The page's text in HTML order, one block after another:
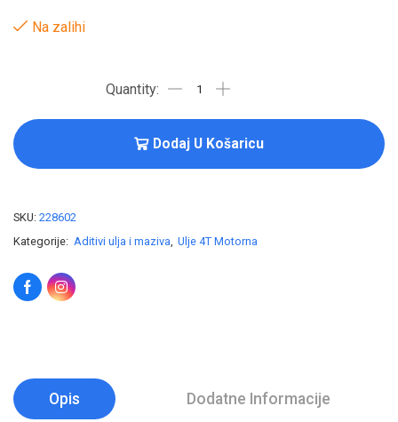
Na zalihi
Dodaj U Košaricu
SKU: 228602
Kategorije: Aditivi ulja i maziva, Ulje 4T Motorna
Opis Dodatne Informacije